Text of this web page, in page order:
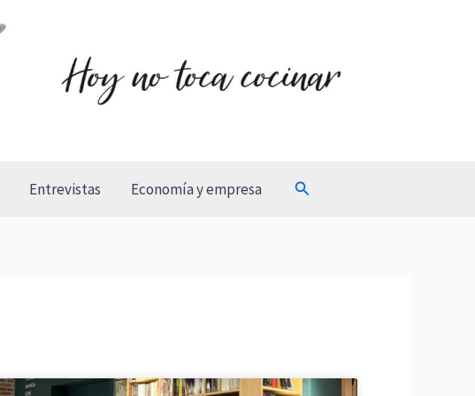
Entrevistas Economía y empresa Buscar